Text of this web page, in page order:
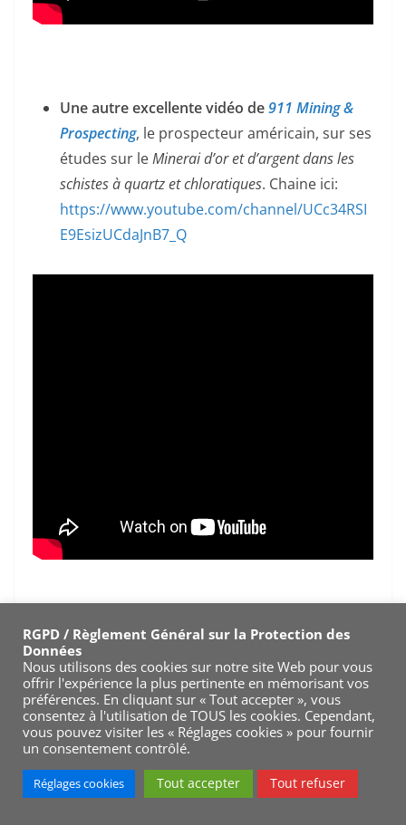
Une autre excellente vidéo de911 Mining &
Prospecting, le prospecteur américain, sur ses
études sur leMinerai d’or et d’argent dans les
schistes à quartz et chloratiques. Chaine ici:
https://www.youtube.com/channel/UCc34RSI
E9EsizUCdaJnB7_Q
RGPD / Règlement Général sur la Protection des
Données
Nous utilisons des cookies sur notre site Web pour vous
offrir l'expérience la plus pertinente en mémorisant vos
préférences. En cliquant sur « Tout accepter », vous
consentez à l'utilisation de TOUS les cookies. Cependant,
vous pouvez visiter les « Réglages cookies » pour fournir
un consentement contrôlé.
Réglages cookies Tout accepter Tout refuser